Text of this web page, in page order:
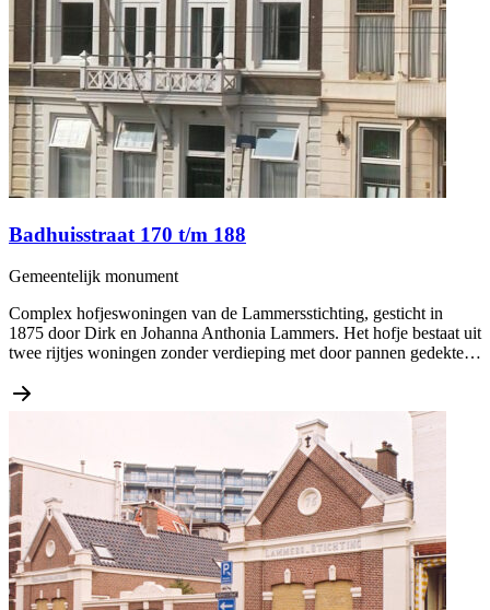
Badhuisstraat 170 t/m 188
Gemeentelijk monument
Complex hofjeswoningen van de Lammersstichting, gesticht in
1875 door Dirk en Johanna Anthonia Lammers. Het hofje bestaat uit
twee rijtjes woningen zonder verdieping met door pannen gedekte…